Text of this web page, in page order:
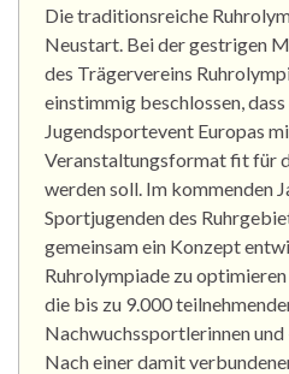
Die traditionsreiche
Neustart. Bei der gestrigen
des Trägervereins
einstimmig beschlossen,
Jugendsportevent Europas
Veranstaltungsformat fit für
werden soll. Im kommenden
Sportjugenden des
gemeinsam ein Konzept
Ruhrolympiade zu
die bis zu 9.000
Nachwuchssportlerinnen
Nach einer damit